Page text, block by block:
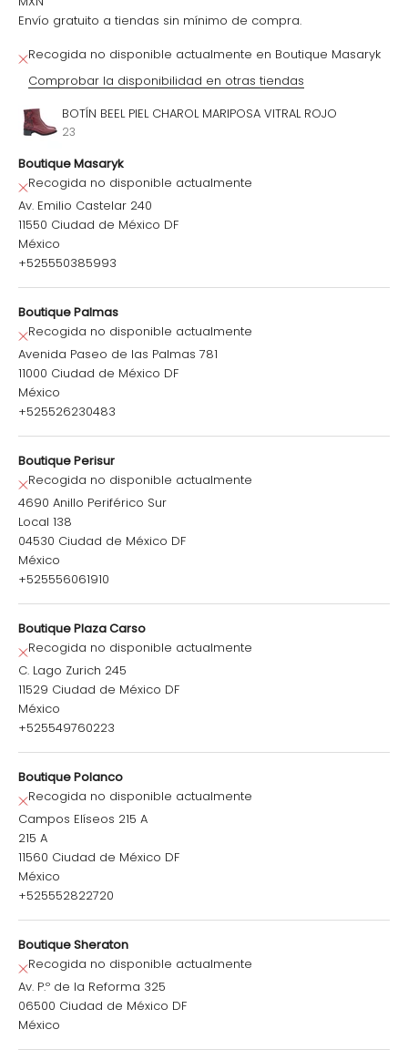
Envío gratuito a tiendas sin mínimo de compra.
Recogida no disponible actualmente en Boutique Masaryk
Comprobar la disponibilidad en otras tiendas
BOTÍN BEEL PIEL CHAROL MARIPOSA VITRAL ROJO
23
Boutique Masaryk
Recogida no disponible actualmente
Av. Emilio Castelar 240
11550 Ciudad de México DF
México
+525550385993
Boutique Palmas
Recogida no disponible actualmente
Avenida Paseo de las Palmas 781
11000 Ciudad de México DF
México
+525526230483
Boutique Perisur
Recogida no disponible actualmente
4690 Anillo Periférico Sur
Local 138
04530 Ciudad de México DF
México
+525556061910
Boutique Plaza Carso
Recogida no disponible actualmente
C. Lago Zurich 245
11529 Ciudad de México DF
México
+525549760223
Boutique Polanco
Recogida no disponible actualmente
Campos Elíseos 215 A
215 A
11560 Ciudad de México DF
México
+525552822720
Boutique Sheraton
Recogida no disponible actualmente
Av. P.º de la Reforma 325
06500 Ciudad de México DF
México